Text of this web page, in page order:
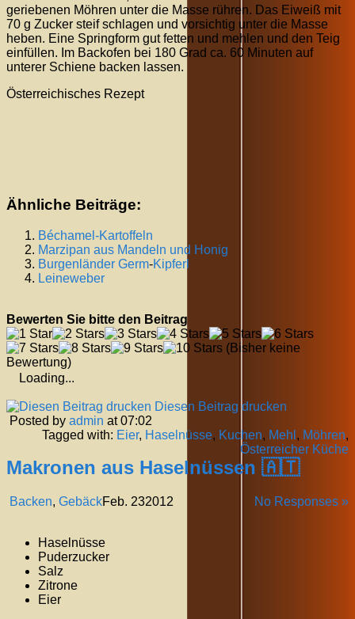
geriebenen Möhren unter die Masse rühren. Das Eiweiß mit
70 g Zucker steif schlagen und vorsichtig unter die Masse
heben. Eine Springform gut fetten und mehlen und den Teig
einfüllen. Im Backofen bei 180 Grad ca. 60 Minuten auf
unterer Schiene backen lassen.
Österreichisches Rezept
Ähnliche Beiträge:
Béchamel-Kartoffeln
Marzipan aus Mandeln und Honig
Burgenländer Germ-Kipferl
Leineweber
Bewerten Sie bitte den Beitrag
(Bisher keine
Bewertung)
Loading...
Diesen Beitrag drucken
Posted by admin at 07:02
Tagged with: Eier, Haselnüsse, Kuchen, Mehl , Möhren,
Österreicher Küche
Makronen aus Haselnüssen 🇦🇹
Backen, Gebäck No Responses »
Feb. 232012
Haselnüsse
Puderzucker
Salz
Zitrone
Eier